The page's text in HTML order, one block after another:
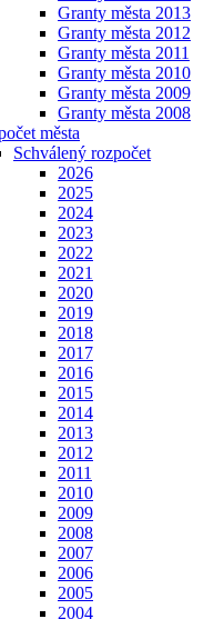
Granty města 2013
Granty města 2012
Granty města 2011
Granty města 2010
Granty města 2009
Granty města 2008
města
Schválený rozpočet
2026
2025
2024
2023
2022
2021
2020
2019
2018
2017
2016
2015
2014
2013
2012
2011
2010
2009
2008
2007
2006
2005
2004